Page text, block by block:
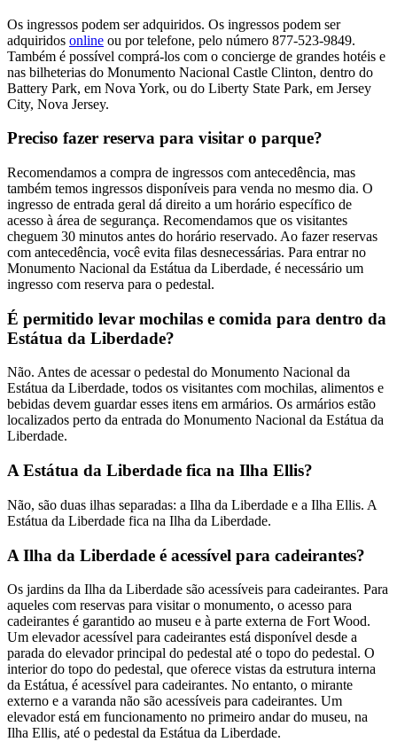
Os ingressos podem ser adquiridos. Os ingressos podem ser
adquiridos online ou por telefone, pelo número 877-523-9849.
Também é possível comprá-los com o concierge de grandes hotéis e
nas bilheterias do Monumento Nacional Castle Clinton, dentro do
Battery Park, em Nova York, ou do Liberty State Park, em Jersey
City, Nova Jersey.
Preciso fazer reserva para visitar o parque?
Recomendamos a compra de ingressos com antecedência, mas
também temos ingressos disponíveis para venda no mesmo dia. O
ingresso de entrada geral dá direito a um horário específico de
acesso à área de segurança. Recomendamos que os visitantes
cheguem 30 minutos antes do horário reservado. Ao fazer reservas
com antecedência, você evita filas desnecessárias. Para entrar no
Monumento Nacional da Estátua da Liberdade, é necessário um
ingresso com reserva para o pedestal.
É permitido levar mochilas e comida para dentro da
Estátua da Liberdade?
Não. Antes de acessar o pedestal do Monumento Nacional da
Estátua da Liberdade, todos os visitantes com mochilas, alimentos e
bebidas devem guardar esses itens em armários. Os armários estão
localizados perto da entrada do Monumento Nacional da Estátua da
Liberdade.
A Estátua da Liberdade fica na Ilha Ellis?
Não, são duas ilhas separadas: a Ilha da Liberdade e a Ilha Ellis. A
Estátua da Liberdade fica na Ilha da Liberdade.
A Ilha da Liberdade é acessível para cadeirantes?
Os jardins da Ilha da Liberdade são acessíveis para cadeirantes. Para
aqueles com reservas para visitar o monumento, o acesso para
cadeirantes é garantido ao museu e à parte externa de Fort Wood.
Um elevador acessível para cadeirantes está disponível desde a
parada do elevador principal do pedestal até o topo do pedestal. O
interior do topo do pedestal, que oferece vistas da estrutura interna
da Estátua, é acessível para cadeirantes. No entanto, o mirante
externo e a varanda não são acessíveis para cadeirantes. Um
elevador está em funcionamento no primeiro andar do museu, na
Ilha Ellis, até o pedestal da Estátua da Liberdade.